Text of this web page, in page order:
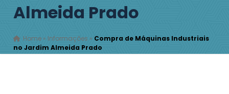
Almeida Prado
Home » Informações » Compra de Máquinas Industriais
no Jardim Almeida Prado